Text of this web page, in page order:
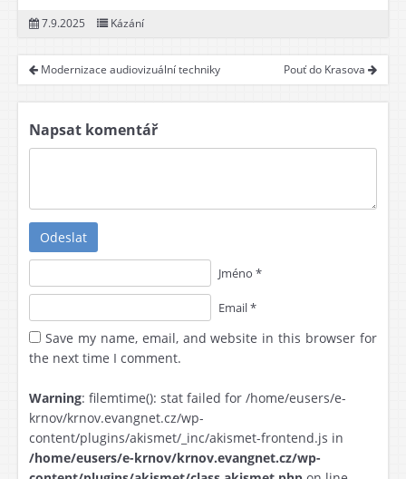
7.9.2025 Kázání
Modernizace audiovizuální techniky Pouť do Krasova
Napsat komentář
Odeslat
Jméno *
Email *
Save my name, email, and website in this browser for
the next time I comment.
Warning: filemtime(): stat failed for /home/eusers/e-
krnov/krnov.evangnet.cz/wp-
content/plugins/akismet/_inc/akismet-frontend.js in
/home/eusers/e-krnov/krnov.evangnet.cz/wp-